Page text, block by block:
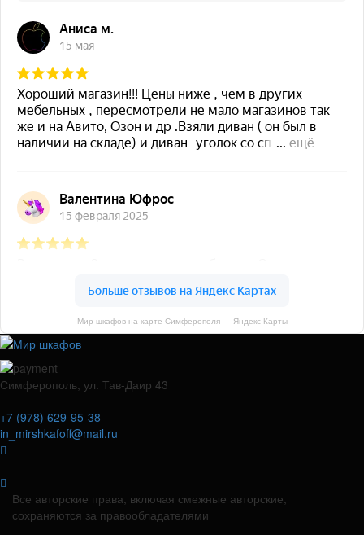
Мир шкафов на карте Симферополя — Яндекс Карты
Симферополь, ул. Тав-Даир 43
+7 (978) 629-95-38
in_mirshkafoff@mail.ru
Все авторские права, включая смежные авторские,
сохраняются за правообладателями